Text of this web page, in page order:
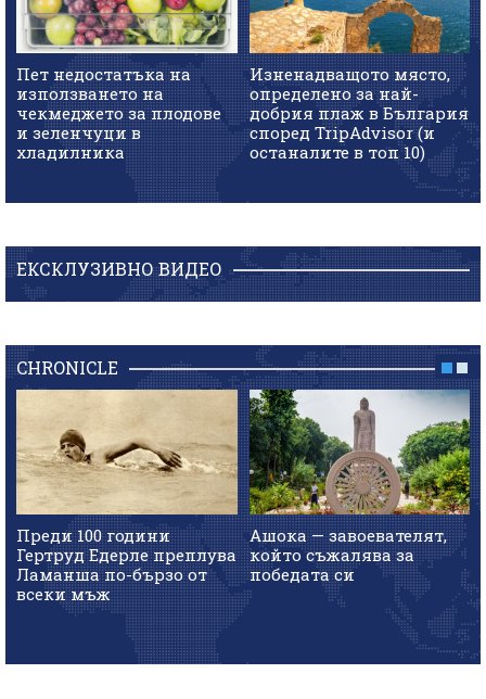
Пет недостатъка на
използването на
чекмеджето за плодове
и зеленчуци в
хладилника
Изненадващото място,
определено за най-
добрия плаж в България
според TripAdvisor (и
останалите в топ 10)
ЕКСКЛУЗИВНО ВИДЕО
CHRONICLE
Преди 100 години
Гертруд Едерле преплува
Ламанша по-бързо от
всеки мъж
Ашока — завоевателят,
който съжалява за
победата си